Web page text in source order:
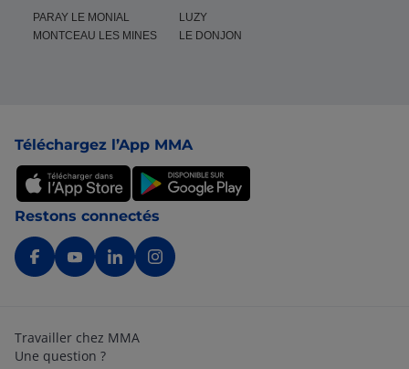
PARAY LE MONIAL
LUZY
MONTCEAU LES MINES
LE DONJON
Téléchargez l’App MMA
Restons connectés
Travailler chez MMA
Une question ?